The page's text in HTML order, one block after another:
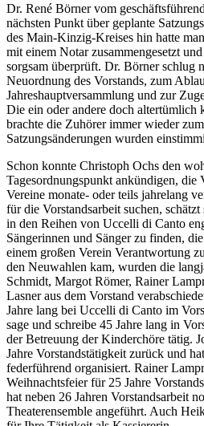
Dr. René Börner vom
nächsten Punkt über geplante
des Main-Kinzig-Kreises hin hatte
mit einem Notar zusammengesetzt
sorgsam überprüft. Dr. Börner schlug
Neuordnung des Vorstands, zum
Jahreshauptversammlung und zur
Die ein oder andere doch altertümlich
brachte die Zuhörer immer wieder
Satzungsänderungen wurden
Schon konnte Christoph Ochs den
Tagesordnungspunkt ankündigen, die
Vereine monate- oder teils jahrelang
für die Vorstandsarbeit suchen,
in den Reihen von Uccelli di Canto
Sängerinnen und Sänger zu finden,
einem großen Verein Verantwortung
den Neuwahlen kam, wurden die
Schmidt, Margot Römer, Rainer
Lasner aus dem Vorstand
Jahre lang bei Uccelli di Canto im
sage und schreibe 45 Jahre lang in
der Betreuung der Kinderchöre tätig.
Jahre Vorstandstätigkeit zurück und
federführend organisiert. Rainer
Weihnachtsfeier für 25 Jahre
hat neben 26 Jahren Vorstandsarbeit
Theaterensemble angeführt. Auch